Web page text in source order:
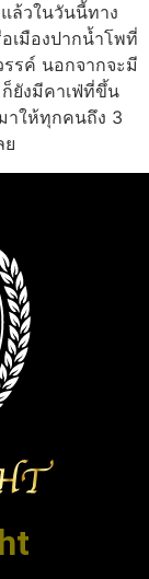
ล้วในวันนี้ทาง
เมืองปากน้ำโพที่
รรค์ นอกจากจะมี
ยังมีคาเฟ่ที่ขึ้น
าให้ทุกคนถึง 3
ย